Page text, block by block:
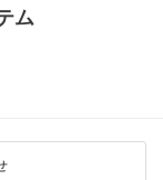
ム